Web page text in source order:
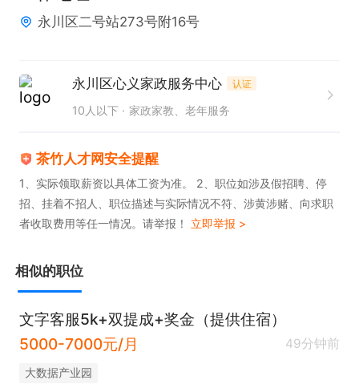
2.具备良好的沟通能力和服务意识；
4.热爱家政行业，有责任心，注重细节。
5.无经验也可以免费培训
永川区二号站273号附16号
永川区心义家政服务中心 认证
10人以下 家政家教、老年服务
茶竹人才网安全提醒
1、实际领取薪资以具体工资为准。 2、职位如涉及假招聘、停
招、挂着不招人、职位描述与实际情况不符、涉黄涉赌、向求职
者收取费用等任一情况。请举报！ 立即举报 >
相似的职位
文字客服5k+双提成+奖金（提供住宿）
5000-7000元/月
49分钟前
大数据产业园